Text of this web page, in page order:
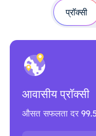
प्रॉक्सी
आवासीय प्रॉक्सी
औसत सफलता दर